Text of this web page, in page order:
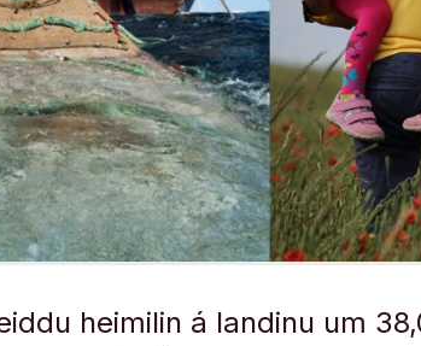
heimilin á landinu um